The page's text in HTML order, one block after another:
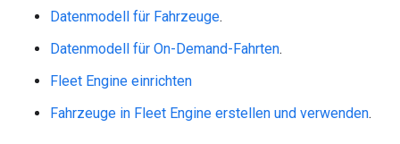
Datenmodell für Fahrzeuge.
Datenmodell für On-Demand-Fahrten.
Fleet Engine einrichten
Fahrzeuge in Fleet Engine erstellen und verwenden.